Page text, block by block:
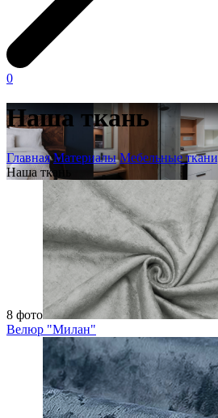
0
Наша ткань
Главная Материалы Мебельные
Наша ткань
8 фото
Велюр "Милан"